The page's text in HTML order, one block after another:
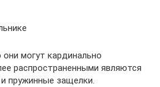
могут кардинально
распространенными являются
пружинные защелки.